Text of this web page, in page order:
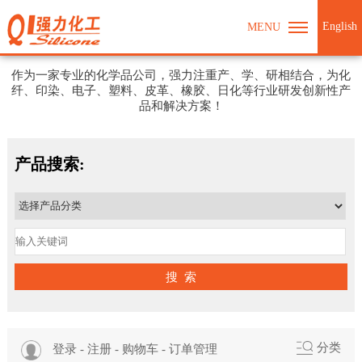
MENU English
强力化工期待与您合作
作为一家专业的化学品公司，强力注重产、学、研相结合，为化
纤、印染、电子、塑料、皮革、橡胶、日化等行业研发创新性产
品和解决方案！
产品搜索:
搜 索
登录- 注册- 购物车- 订单管理 分类